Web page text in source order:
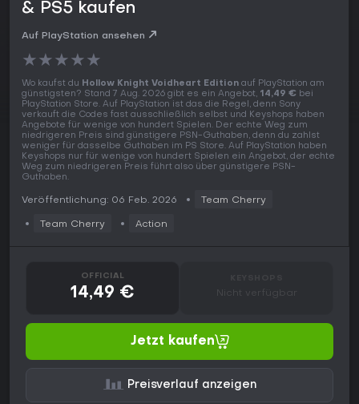
& PS5 kaufen
Auf PlayStation ansehen
★★★★★
Wo kaufst du Hollow Knight Voidheart Edition auf PlayStation am
günstigsten? Stand 7 Aug. 2026 gibt es ein Angebot, 14,49 € bei
PlayStation Store. Auf PlayStation ist das die Regel, denn Sony
verkauft die Codes fast ausschließlich selbst und Keyshops haben
Angebote für wenige von hundert Spielen. Der echte Weg zum
niedrigeren Preis sind günstigere PSN-Guthaben, denn du zahlst
weniger für dasselbe Guthaben im PS Store. Auf PlayStation haben
Keyshops nur für wenige von hundert Spielen ein Angebot, der echte
Weg zum niedrigeren Preis führt also über günstigere PSN-
Guthaben.
Veröffentlichung: 06 Feb. 2026 Team Cherry
Team Cherry Action
OFFICIAL
14,49 € Nicht verfügbar
Jetzt kaufen
Preisverlauf anzeigen